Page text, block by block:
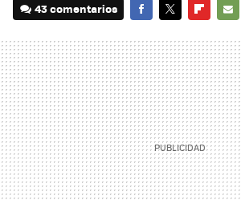
43 comentarios
MAIL